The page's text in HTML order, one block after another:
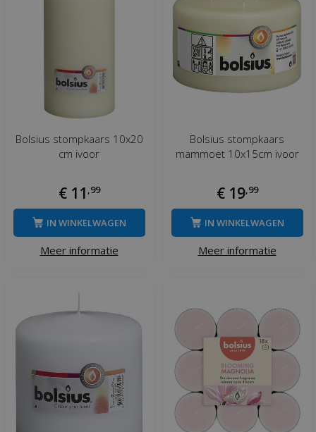
Bolsius stompkaars 10x20
cm ivoor
€ 11 99
Meer informatie
IN WINKELWAGEN
Bolsius stompkaars
mammoet 10x15cm ivoor
€ 19, 99
Meer informatie
IN WINKELWAGEN